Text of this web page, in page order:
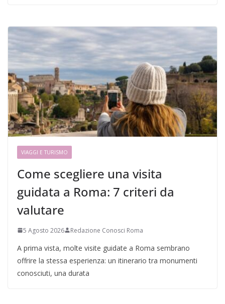
VIAGGI E TURISMO
Come scegliere una visita
guidata a Roma: 7 criteri da
valutare
5 Agosto 2026 Redazione Conosci Roma
A prima vista, molte visite guidate a Roma sembrano
offrire la stessa esperienza: un itinerario tra monumenti
conosciuti, una durata